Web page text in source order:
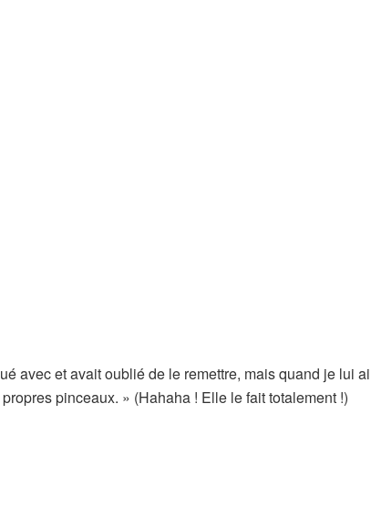
avec et avait oublié de le remettre, mais quand je lui
pinceaux. » (Hahaha ! Elle le fait totalement !)